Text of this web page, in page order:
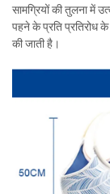
सामग्रियों की तुलना में
पहने के प्रति प्रतिरोध के
की जाती है।